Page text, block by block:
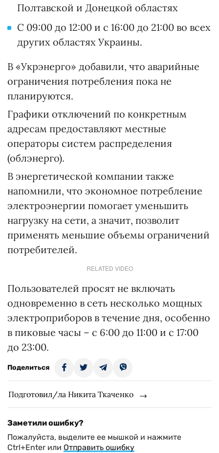
Полтавской и Донецкой областях
С 09:00 до 12:00 и с 16:00 до 21:00 во всех
других областях Украины.
В «Укрэнерго» добавили, что аварийные
ограничения потребления пока не
планируются.
Графики отключений по конкретным
адресам предоставляют местные
операторы систем распределения
(облэнерго).
В энергетической компании также
напомнили, что экономное потребление
электроэнергии помогает уменьшить
нагрузку на сети, а значит, позволит
применять меньшие объемы ограничений
потребителей.
RELATED VIDEO
Пользователей просят не включать
одновременно в сеть несколько мощных
электроприборов в течение дня, особенно
в пиковые часы – с 6:00 до 11:00 и с 17:00
до 23:00.
Поделиться
Подготовил/ла Никита Ткаченко
Заметили ошибку?
Пожалуйста, выделите ее мышкой и нажмите
Ctrl+Enter или Отправить ошибку